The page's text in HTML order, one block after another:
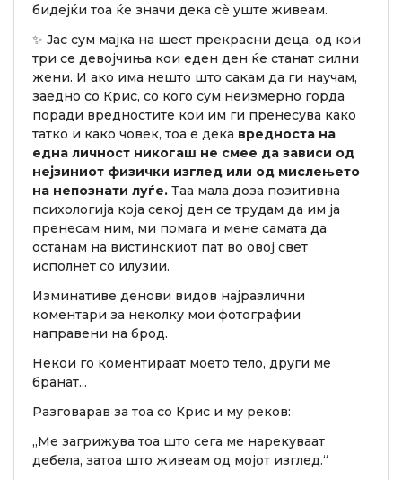
бидејќи тоа ќе значи дека сè уште живеам.
✨ Јас сум мајка на шест прекрасни деца, од кои
три се девојчиња кои еден ден ќе станат силни
жени. И ако има нешто што сакам да ги научам,
заедно со Крис, со кого сум неизмерно горда
поради вредностите кои им ги пренесува како
татко и како човек, тоа е дека вредноста на
една личност никогаш не смее да зависи од
нејзиниот физички изглед или од мислењето
на непознати луѓе. Таа мала доза позитивна
психологија која секој ден се трудам да им ја
пренесам ним, ми помага и мене самата да
останам на вистинскиот пат во овој свет
исполнет со илузии.
Изминативе денови видов најразлични
коментари за неколку мои фотографии
направени на брод.
Некои го коментираат моето тело, други ме
бранат...
Разговарав за тоа со Крис и му реков:
„Ме загрижува тоа што сега ме нарекуваат
дебела, затоа што живеам од мојот изглед.“